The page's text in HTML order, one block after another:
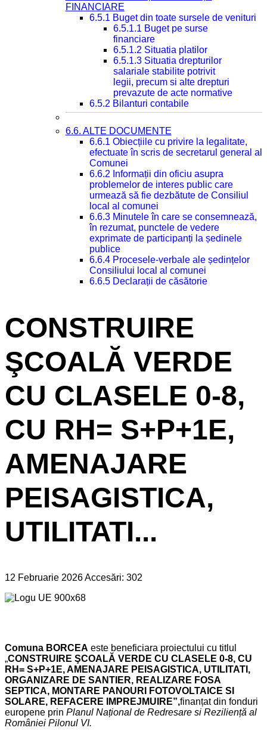
FINANCIARE
6.5.1 Buget din toate sursele de venituri
6.5.1.1 Buget pe surse
financiare
6.5.1.2 Situatia platilor
6.5.1.3 Situatia drepturilor
salariale stabilite potrivit
legii, precum si alte drepturi
prevazute de acte normative
6.5.2 Bilanturi contabile
6.6. ALTE DOCUMENTE
6.6.1 Obiecțiile cu privire la legalitate,
efectuate în scris de secretarul general al
Comunei
6.6.2 Informații din oficiu asupra
problemelor de interes public care
urmează să fie dezbătute de Consiliul
local al comunei
6.6.3 Minutele în care se consemnează,
în rezumat, punctele de vedere
exprimate de participanți la ședinele
publice
6.6.4 Procesele-verbale ale ședințelor
Consiliului local al comunei
6.6.5 Declarații de căsătorie
CONSTRUIRE
ŞCOALĂ VERDE
CU CLASELE 0-8,
CU RH= S+P+1E,
AMENAJARE
PEISAGISTICA,
UTILITATI...
12 Februarie 2026Accesări: 302
Comuna BORCEA este beneficiara proiectului cu titlul
„CONSTRUIRE ŞCOALĂ VERDE CU CLASELE 0-8, CU
RH= S+P+1E, AMENAJARE PEISAGISTICA, UTILITATI,
ORGANIZARE DE SANTIER, REALIZARE FOSA
SEPTICA, MONTARE PANOURI FOTOVOLTAICE SI
SOLARE, REFACERE IMPREJMUIRE”,finanțat din fonduri
europene prin Planul Național de Redresare si Reziliență al
României Pilonul VI.